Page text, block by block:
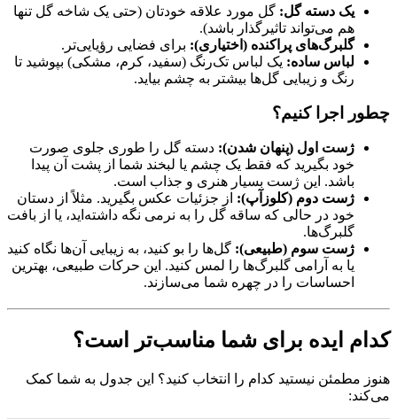
یک دسته گل: گل مورد علاقه خودتان (حتی یک شاخه گل تنها
هم می‌تواند تاثیرگذار باشد).
گلبرگ‌های پراکنده (اختیاری): برای فضایی رؤیایی‌تر.
لباس ساده: یک لباس تک‌رنگ (سفید، کرم، مشکی) بپوشید تا
رنگ و زیبایی گل‌ها بیشتر به چشم بیاید.
چطور اجرا کنیم؟
ژست اول (پنهان شدن): دسته گل را طوری جلوی صورت
خود بگیرید که فقط یک چشم یا لبخند شما از پشت آن پیدا
باشد. این ژست بسیار هنری و جذاب است.
ژست دوم (کلوزآپ): از جزئیات عکس بگیرید. مثلاً از دستان
خود در حالی که ساقه گل را به نرمی نگه داشته‌اید، یا از بافت
گلبرگ‌ها.
ژست سوم (طبیعی): گل‌ها را بو کنید، به زیبایی آن‌ها نگاه کنید
یا به آرامی گلبرگ‌ها را لمس کنید. این حرکات طبیعی، بهترین
احساسات را در چهره شما می‌سازند.
کدام ایده برای شما مناسب‌تر است؟
هنوز مطمئن نیستید کدام را انتخاب کنید؟ این جدول به شما کمک
می‌کند: